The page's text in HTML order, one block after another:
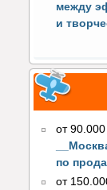
между
и
от
по
от